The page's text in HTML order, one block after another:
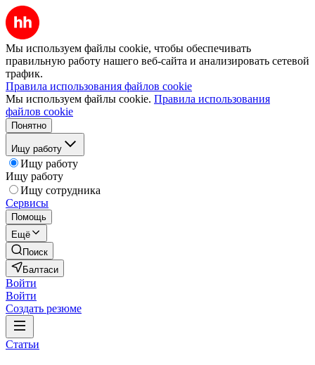
Мы используем файлы cookie, чтобы обеспечивать
правильную работу нашего веб-сайта и анализировать сетевой
трафик.
Правила использования файлов cookie
Мы используем файлы cookie. Правила использования
файлов cookie
Понятно
Ищу работу
Ищу работу
Ищу работу
Ищу сотрудника
Сервисы
Помощь
Ещё
Поиск
Балтаси
Войти
Войти
Создать резюме
Статьи